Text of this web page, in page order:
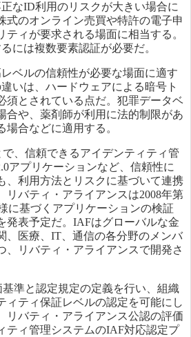
なID利用のリスクが大きい場合に
式のオンライン売買や特許の電子申
ティが要求される場面に相当する。
には複数要素認証が必要だ。
ベルの信頼性が必要な場面に適す
いは、ハードウェアによる暗号ト
須とされている点だ。犯罪データベ
合や、薬剤師が利用に法的制限があ
場合などに適用する。
、信頼できるアイデンティティ管
アプリケーションなど、信頼性に
、利用方法とリスクに基づいて連携
リバティ・アライアンスは2008年第
に基づくアプリケーションの検証
発表予定だ。IAFはグローバルな金
、医療、IT、通信の各分野のメンバ
、リバティ・アライアンスで開発さ
準と認定規定の定義を行い、組織
ィティ保証レベルの認定を可能にし
リバティ・アライアンス公認の評価
ティ管理システムのIAF対応認定プ